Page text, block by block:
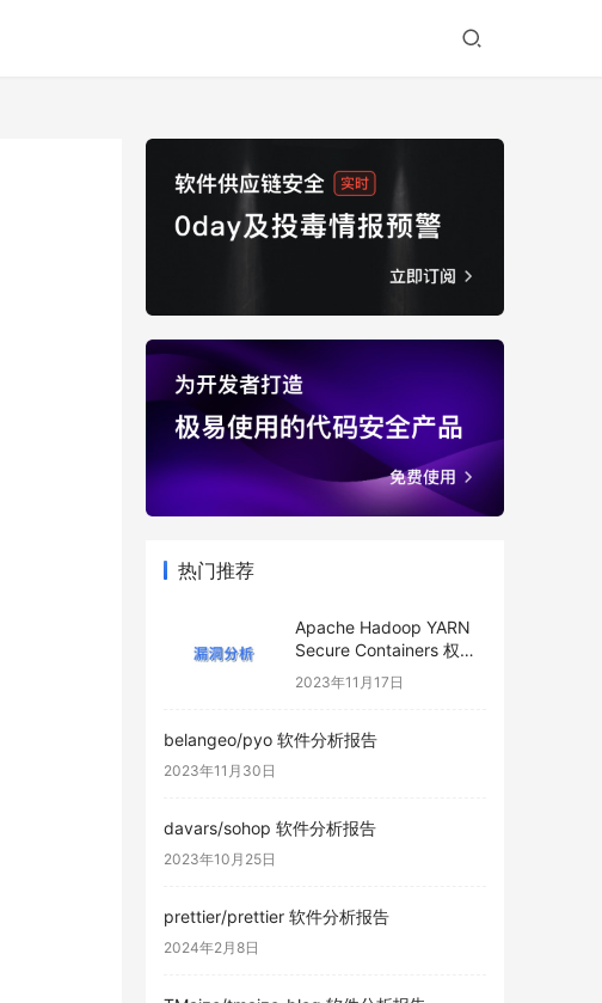
热门推荐
Apache Hadoop YARN
Secure Containers 权限
提升漏洞 (CVE-2023-
26031)
2023年11月17日
belangeo/pyo 软件分析报告
2023年11月30日
davars/sohop 软件分析报告
2023年10月25日
prettier/prettier 软件分析报告
2024年2月8日